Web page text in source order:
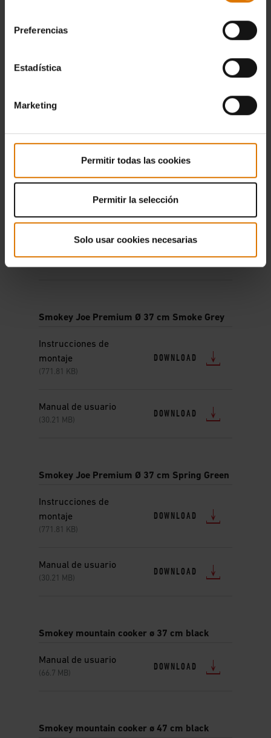
Preferencias
Estadística
Marketing
Permitir todas las cookies
Permitir la selección
Solo usar cookies necesarias
Instrucciones de
(30.21 MB)
Smokey Joe Premium Ø 37 cm Slate Blue
Instrucciones de
DOWNLOAD
DOWNLOAD
Smokey Joe Premium Ø 37 cm Smoke Grey
Instrucciones de
montaje
(771.81 KB)
DOWNLOAD
Manual de usuario
(30.21 MB)
DOWNLOAD
Smokey Joe Premium Ø 37 cm Spring Green
Instrucciones de
montaje
(771.81 KB)
DOWNLOAD
Manual de usuario
(30.21 MB)
DOWNLOAD
Smokey mountain cooker ø 37 cm black
Manual de usuario
(66.7 MB)
DOWNLOAD
Smokey mountain cooker ø 47 cm black